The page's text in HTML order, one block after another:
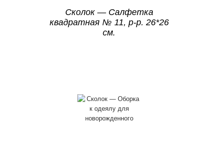
Сколок — Салфетка
квадратная № 11, р-р. 26*26
см.